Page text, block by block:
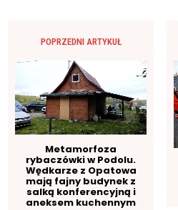
POPRZEDNI ARTYKUŁ
Metamorfoza
rybaczówki w Podolu.
Wędkarze z Opatowa
mają fajny budynek z
salką konferencyjną i
aneksem kuchennym